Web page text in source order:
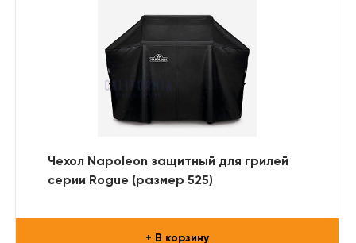
Чехол Napoleon защитный для грилей
серии Rogue (размер 525)
+ В корзину